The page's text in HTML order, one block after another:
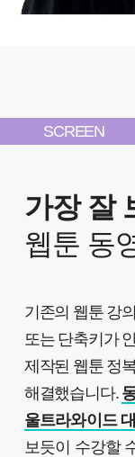
SCREEN
가장 잘
웹툰 동
기존의 웹툰 강
또는 단축키가
제작된 웹툰 정
해결했습니다.
울트라와이드
보듯이 수강할